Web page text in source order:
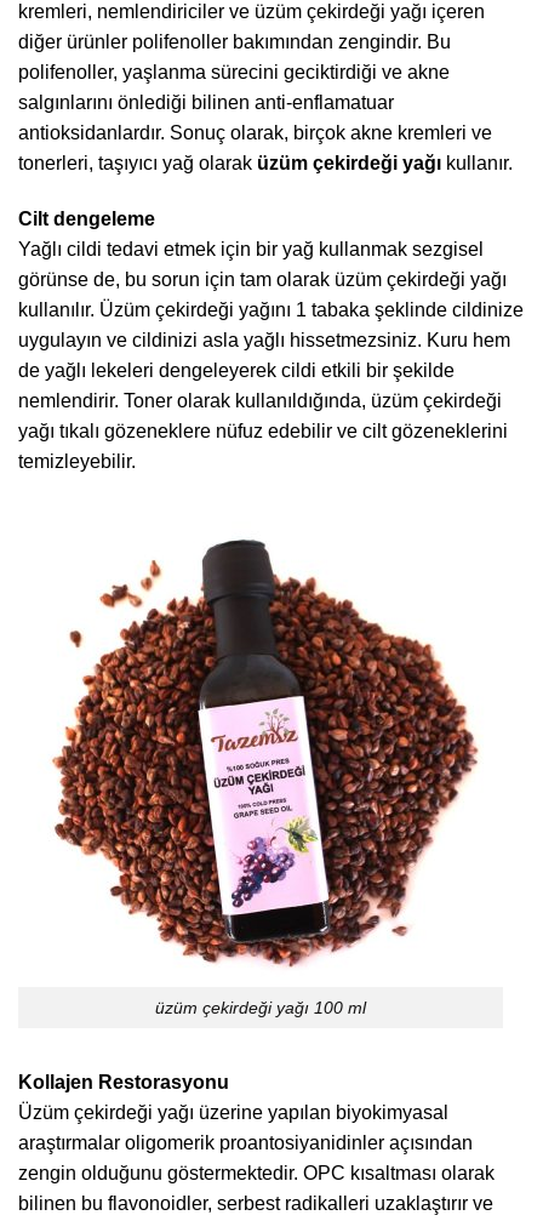
kremleri, nemlendiriciler ve üzüm çekirdeği yağı içeren
diğer ürünler polifenoller bakımından zengindir. Bu
polifenoller, yaşlanma sürecini geciktirdiği ve akne
salgınlarını önlediği bilinen anti-enflamatuar
antioksidanlardır. Sonuç olarak, birçok akne kremleri ve
tonerleri, taşıyıcı yağ olarak üzüm çekirdeği yağı kullanır.
Cilt dengeleme
Yağlı cildi tedavi etmek için bir yağ kullanmak sezgisel
görünse de, bu sorun için tam olarak üzüm çekirdeği yağı
kullanılır. Üzüm çekirdeği yağını 1 tabaka şeklinde cildinize
uygulayın ve cildinizi asla yağlı hissetmezsiniz. Kuru hem
de yağlı lekeleri dengeleyerek cildi etkili bir şekilde
nemlendirir. Toner olarak kullanıldığında, üzüm çekirdeği
yağı tıkalı gözeneklere nüfuz edebilir ve cilt gözeneklerini
temizleyebilir.
üzüm çekirdeği yağı 100 ml
Kollajen Restorasyonu
Üzüm çekirdeği yağı üzerine yapılan biyokimyasal
araştırmalar oligomerik proantosiyanidinler açısından
zengin olduğunu göstermektedir. OPC kısaltması olarak
bilinen bu flavonoidler, serbest radikalleri uzaklaştırır ve